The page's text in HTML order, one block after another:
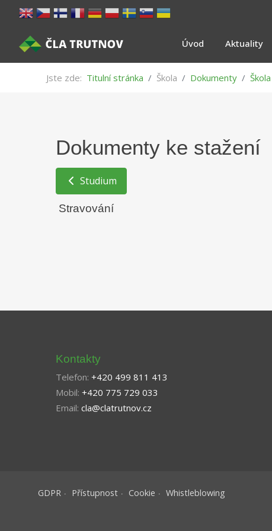
Úvod Aktuality
Jste zde: Titulní stránka Škola Dokumenty Škola
Dokumenty ke stažení
Studium
Stravování
Kontakty
Telefon: +420 499 811 413
Mobil: +420 775 729 033
Email: cla@clatrutnov.cz
GDPR Přístupnost Cookie Whistleblowing